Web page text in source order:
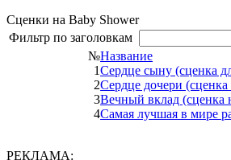
Сценки на Baby Shower
Фильтр по заголовкам
№Название
1Сердце сыну (сценка
2Сердце дочери
3Вечный вклад (сценка
4Самая лучшая в мире
РЕКЛАМА: